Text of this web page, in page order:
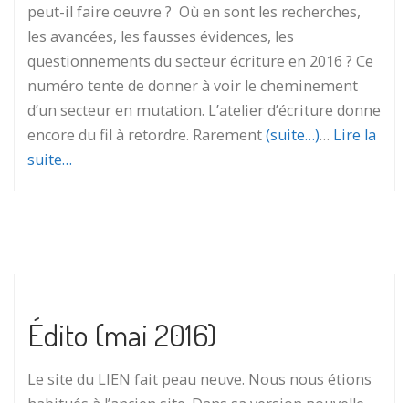
peut-il faire oeuvre ? Où en sont les recherches,
les avancées, les fausses évidences, les
questionnements du secteur écriture en 2016 ? Ce
numéro tente de donner à voir le cheminement
d’un secteur en mutation. L’atelier d’écriture donne
encore du fil à retordre. Rarement(suite…)… Lire la
suite…
Édito (mai 2016)
Le site du LIEN fait peau neuve. Nous nous étions